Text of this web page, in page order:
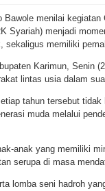
menilai kegiatan
Syariah) menjadi
sekaligus memiliki
Karimun, Senin
lintas usia dalam
tahun tersebut tidak
muda melalui
anak yang memiliki
serupa di masa
lomba seni hadroh